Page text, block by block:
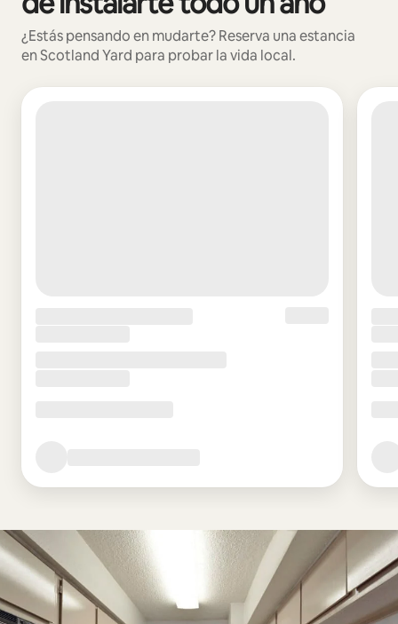
¿Estás pensando en mudarte? Reserva una estancia
en Scotland Yard para probar la vida local.